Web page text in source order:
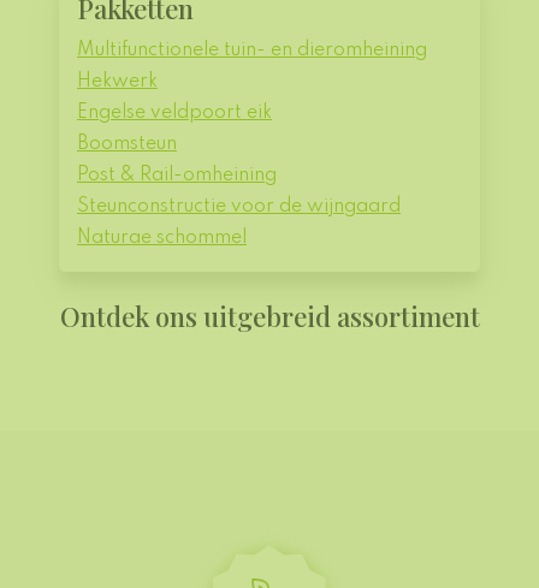
Pakketten
Multifunctionele tuin- en dieromheining
Hekwerk
Engelse veldpoort eik
Boomsteun
Post & Rail-omheining
Steunconstructie voor de wijngaard
Naturae schommel
Ontdek ons uitgebreid assortiment